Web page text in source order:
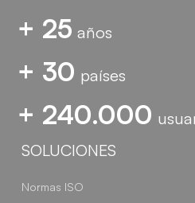
+ 25 años
+ 30 países
+ 240.000
SOLUCIONES
Normas ISO